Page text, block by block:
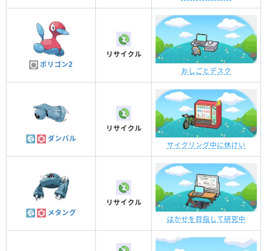
ポリゴン2
リサイクル
おしごとデスク
ダンバル
リサイクル
サイクリング中に休けい
メタング
リサイクル
はかせを目指して研究中